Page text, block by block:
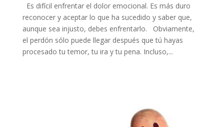
Es difícil enfrentar el dolor emocional. Es más duro
reconocer y aceptar lo que ha sucedido y saber que,
aunque sea injusto, debes enfrentarlo. Obviamente,
el perdón sólo puede llegar después que tú hayas
procesado tu temor, tu ira y tu pena. Incluso,...